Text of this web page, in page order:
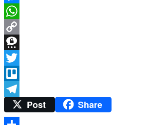
Messenger
WhatsApp
Copy
Link
Threema
Twitter
Trello
TelegramPost Share